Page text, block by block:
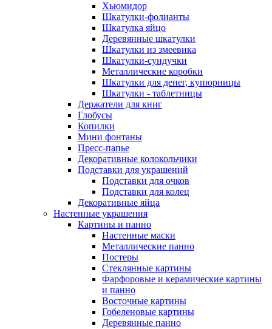
Хьюмидор
Шкатулки-фолианты
Шкатулка яйцо
Деревянные шкатулки
Шкатулки из змеевика
Шкатулки-сундучки
Металлические коробки
Шкатулки для денег, купюрницы
Шкатулки - таблетницы
Держатели для книг
Глобусы
Копилки
Мини фонтаны
Пресс-папье
Декоративные колокольчики
Подставки для украшений
Подставки для очков
Подставки для колец
Декоративные яйца
Настенные украшения
Картины и панно
Настенные маски
Металлические панно
Постеры
Стеклянные картины
Фарфоровые и керамические картины
и панно
Восточные картины
Гобеленовые картины
Деревянные панно